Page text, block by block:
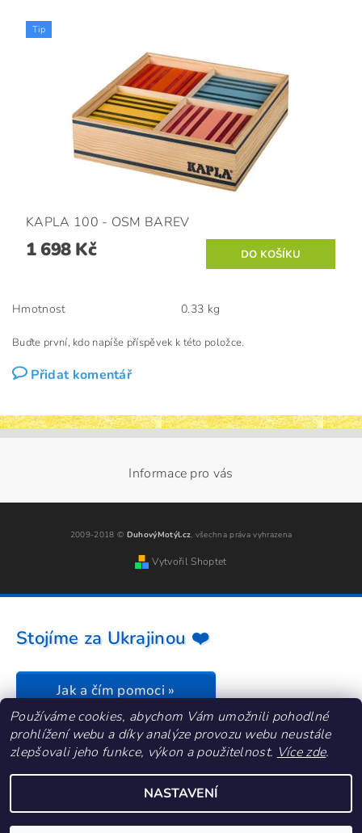
Tip
KAPLA 100 - OSM BAREV
1 698 Kč
Hmotnost 0.33 kg
Buďte první, kdo napíše příspěvek k této položce.
Přidat komentář
Informace pro vás
2009-2018 © DuhovýMotýl.cz, všechna práva vyhrazena
Vytvořil Shoptet
Používáme cookies, abychom Vám umožnili pohodlné
prohlížení webu a díky analýze provozu webu neustále
zlepšovali jeho funkce, výkon a použitelnost. Více zde.
NASTAVENÍ
Stojíme za Ukrajinou ❤️
Jak a čím pomoci »